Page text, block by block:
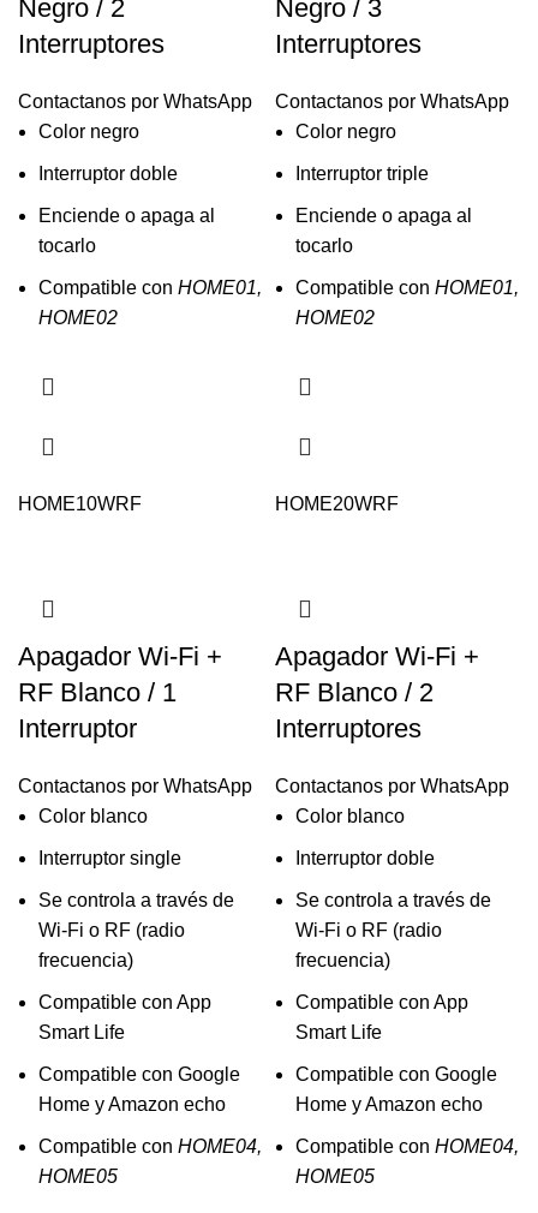
Negro / 2
Interruptores
Contactanos por WhatsApp
Color negro
Interruptor doble
Enciende o apaga al
tocarlo
Compatible con HOME01,
HOME02
Negro / 3
Interruptores
Contactanos por WhatsApp
Color negro
Interruptor triple
Enciende o apaga al
tocarlo
Compatible con HOME01,
HOME02
HOME10WRF
Apagador Wi-Fi +
RF Blanco / 1
Interruptor
Contactanos por WhatsApp
Color blanco
Interruptor single
Se controla a través de
Wi-Fi o RF (radio
frecuencia)
Compatible con App
Smart Life
Compatible con Google
Home y Amazon echo
Compatible con HOME04,
HOME05
HOME20WRF
Apagador Wi-Fi +
RF Blanco / 2
Interruptores
Contactanos por WhatsApp
Color blanco
Interruptor doble
Se controla a través de
Wi-Fi o RF (radio
frecuencia)
Compatible con App
Smart Life
Compatible con Google
Home y Amazon echo
Compatible con HOME04,
HOME05